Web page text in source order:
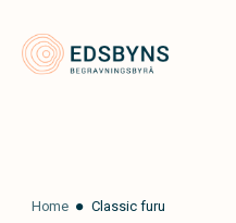
Home Classic furu